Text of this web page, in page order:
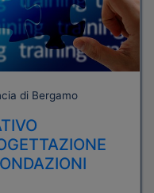
di Bergamo